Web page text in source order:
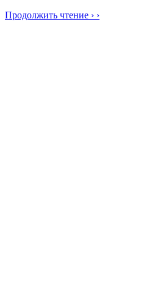
Продолжить чтение › ›